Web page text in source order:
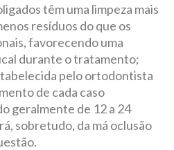
têm uma limpeza mais
resíduos do que os
favorecendo uma
durante o tratamento;
pelo ortodontista
de cada caso
geralmente de 12 a 24
sobretudo, da má oclusão